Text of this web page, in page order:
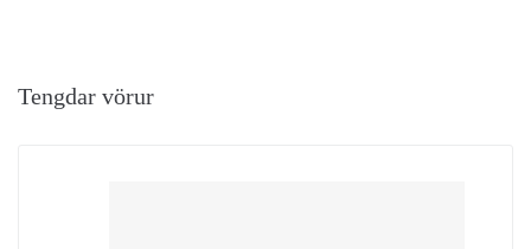
Tengdar vörur